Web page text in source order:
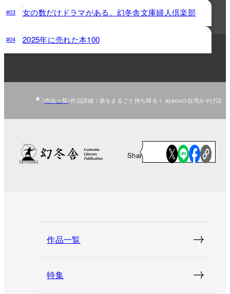
#03 女の数だけドラマがある。幻冬舎文庫婦人倶楽部
#04 2025年に売れた本100
作品一覧 作品詳細：旅をまるごと持ち帰る！ ayacoの台湾みやげ話
Share
作品一覧
特集